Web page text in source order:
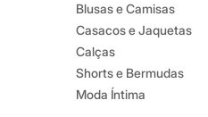
Blusas e Camisas
Casacos e Jaquetas
Calças
Shorts e Bermudas
Moda Íntima